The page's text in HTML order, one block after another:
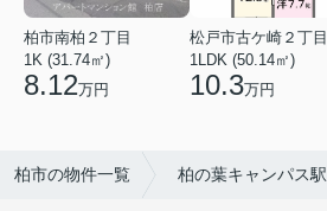
柏市南柏２丁目
1K (31.74㎡)
8.12万円
松戸市古ケ崎２丁目
1LDK (50.14㎡)
10.3万円
柏市の物件一覧 柏の葉キャンパス駅